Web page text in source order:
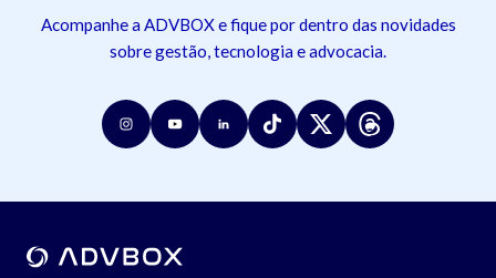
Acompanhe a ADVBOX e fique por dentro das novidades
sobre gestão, tecnologia e advocacia.